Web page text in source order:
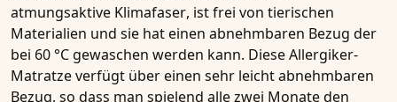
atmungsaktive Klimafaser, ist frei von tierischen
Materialien und sie hat einen abnehmbaren Bezug der
bei 60 °C gewaschen werden kann. DieseAllergiker-
Matratzeverfügt über einen sehr leicht abnehmbaren
Bezug, so dass man spielend alle zwei Monate den